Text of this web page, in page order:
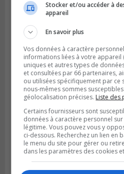
BOUCHERVILLE
Publié le 31 juillet 2026 à 06h57
Boucherville veut de
ferroviaire sur son
Stocker et/ou accéder à
appareil
En savoir plus
Vos données à caractère
informations liées à votre appareil
uniques et autres types de
et consultées par 66 partenaires,
ou utilisées spécifiquement par ce
nous-mêmes sommes
géolocalisation précises. Liste des
Certains fournisseurs sont
données à caractère personnel
légitime. Vous pouvez vous y
ci-dessous. Recherchez un lien en
le menu du site pour gérer ou
dans les paramètres des cookies